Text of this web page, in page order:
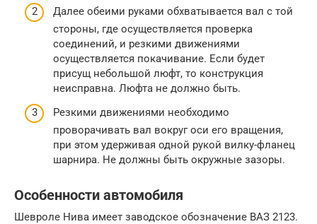
Далее обеими руками обхватывается вал с той
стороны, где осуществляется проверка
соединений, и резкими движениями
осуществляется покачивание. Если будет
присущ небольшой люфт, то конструкция
неисправна. Люфта не должно быть.
Резкими движениями необходимо
проворачивать вал вокруг оси его вращения,
при этом удерживая одной рукой вилку-фланец
шарнира. Не должны быть окружные зазоры.
Особенности автомобиля
Шевроле Нива имеет заводское обозначение ВАЗ 2123.